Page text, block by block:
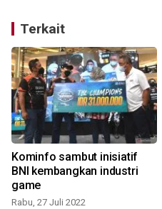
Terkait
Kominfo sambut inisiatif
BNI kembangkan industri
game
Rabu, 27 Juli 2022